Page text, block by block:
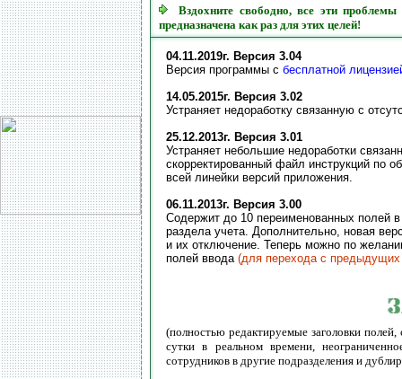
Вздохните свободно, все эти
предназначена как раз для этих целей!
04.11.2019г. Версия 3.04
Версия программы с бесплатной
14.05.2015г. Версия 3.02
Устраняет недоработку связанную с
25.12.2013г. Версия 3.01
Устраняет небольшие недоработки
скорректированный файл инструкций по
всей линейки версий приложения.
06.11.2013г. Версия 3.00
Содержит до 10 переименованных полей
раздела учета. Дополнительно, новая
и их отключение. Теперь можно по
полей ввода (для перехода с предыдущих
(полностью редактируемые заголовки
сутки в реальном времени,
сотрудников в другие подразделения и